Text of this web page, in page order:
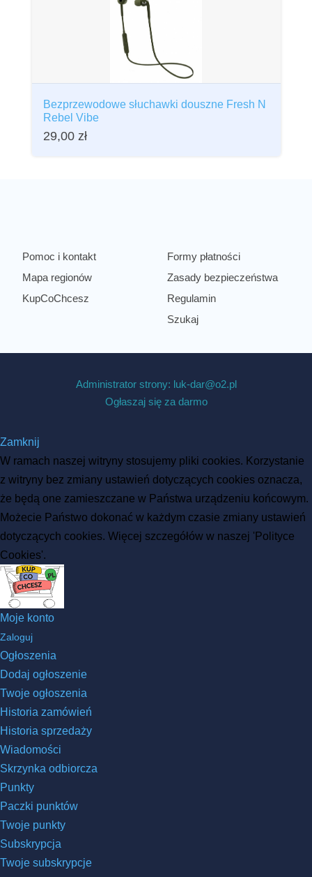
Bezprzewodowe słuchawki douszne Fresh N
Rebel Vibe
29,00 zł
Pomoc i kontakt
Mapa regionów
KupCoChcesz
Formy płatności
Zasady bezpieczeństwa
Regulamin
Szukaj
Administrator strony: luk-dar@o2.pl
Ogłaszaj się za darmo
Zamknij
W ramach naszej witryny stosujemy pliki cookies. Korzystanie
z witryny bez zmiany ustawień dotyczących cookies oznacza,
że będą one zamieszczane w Państwa urządzeniu końcowym.
Możecie Państwo dokonać w każdym czasie zmiany ustawień
dotyczących cookies. Więcej szczegółów w naszej 'Polityce
Cookies'.
Moje konto
Zaloguj
Ogłoszenia
Dodaj ogłoszenie
Twoje ogłoszenia
Historia zamówień
Historia sprzedaży
Wiadomości
Skrzynka odbiorcza
Punkty
Paczki punktów
Twoje punkty
Subskrypcja
Twoje subskrypcje